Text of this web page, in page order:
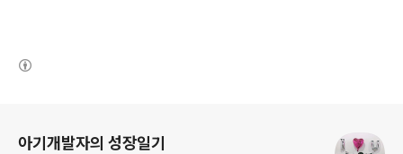
아기개발자의 성장일기